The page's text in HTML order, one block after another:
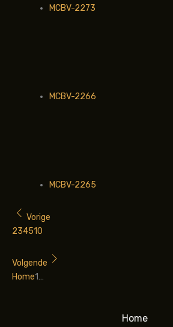
MCBV-2273
MCBV-2266
MCBV-2265
Vorige
234510
Volgende
Home1…
Home